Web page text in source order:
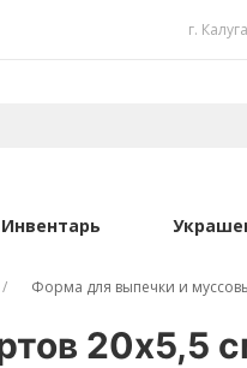
г. Калуга
Инвентарь
Форма для выпечки и
20х5,5